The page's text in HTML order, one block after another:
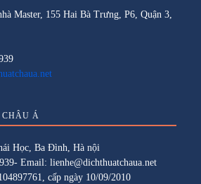
Master, 155 Hai Bà Trưng, P6, Quận 3,
CHÂU Á
Học, Ba Đình, Hà nội
Email: lienhe@dichthuatchaua.net
cấp ngày 10/09/2010